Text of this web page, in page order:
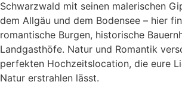
Schwarzwald mit seinen malerischen
dem Allgäu und dem Bodensee – hier
romantische Burgen, historische
Landgasthöfe. Natur und Romantik
perfekten Hochzeitslocation, die eure
Natur erstrahlen lässt.